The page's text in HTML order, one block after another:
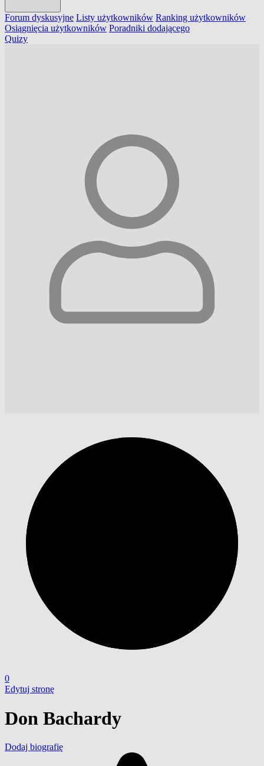
Forum dyskusyjne Listy użytkowników Ranking użytkowników
Osiągnięcia użytkowników Poradniki dodającego
Quizy
0
Edytuj stronę
Don Bachardy
Dodaj biografię